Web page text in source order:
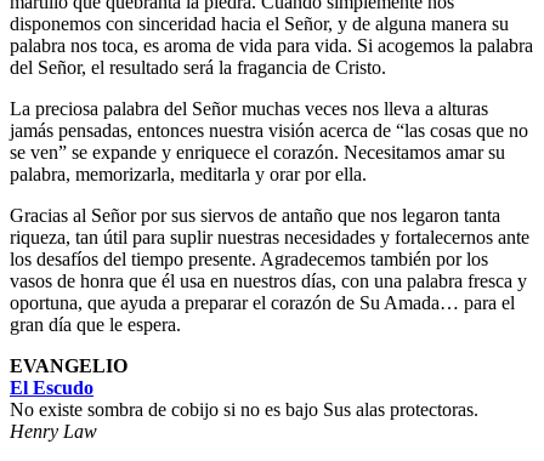
disponemos con sinceridad hacia el Señor, y de alguna manera su
palabra nos toca, es aroma de vida para vida. Si acogemos la palabra
del Señor, el resultado será la fragancia de Cristo.
La preciosa palabra del Señor muchas veces nos lleva a alturas
jamás pensadas, entonces nuestra visión acerca de “las cosas que no
se ven” se expande y enriquece el corazón. Necesitamos amar su
palabra, memorizarla, meditarla y orar por ella.
Gracias al Señor por sus siervos de antaño que nos legaron tanta
riqueza, tan útil para suplir nuestras necesidades y fortalecernos ante
los desafíos del tiempo presente. Agradecemos también por los
vasos de honra que él usa en nuestros días, con una palabra fresca y
oportuna, que ayuda a preparar el corazón de Su Amada… para el
gran día que le espera.
EVANGELIO
El Escudo
No existe sombra de cobijo si no es bajo Sus alas protectoras.
Henry Law